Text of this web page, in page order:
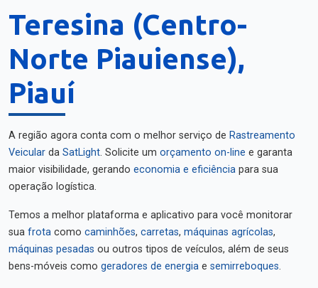
Teresina (Centro-
Norte Piauiense),
Piauí
A região agora conta com o melhor serviço de Rastreamento
Veicular da SatLight. Solicite um orçamento on-line e garanta
maior visibilidade, gerando economia e eficiência para sua
operação logística.
Temos a melhor plataforma e aplicativo para você monitorar
sua frota como caminhões, carretas, máquinas agrícolas,
máquinas pesadas ou outros tipos de veículos, além de seus
bens-móveis como geradores de energia e semirreboques.